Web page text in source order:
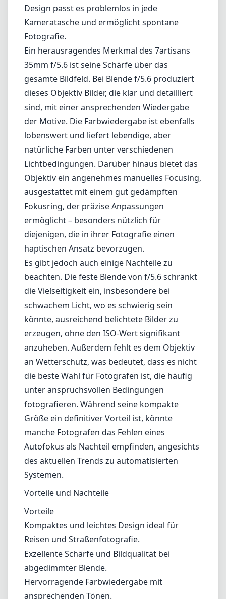
Design passt es problemlos in jede
Kameratasche und ermöglicht spontane
Fotografie.
Ein herausragendes Merkmal des 7artisans
35mm f/5.6 ist seine Schärfe über das
gesamte Bildfeld. Bei Blende f/5.6 produziert
dieses Objektiv Bilder, die klar und detailliert
sind, mit einer ansprechenden Wiedergabe
der Motive. Die Farbwiedergabe ist ebenfalls
lobenswert und liefert lebendige, aber
natürliche Farben unter verschiedenen
Lichtbedingungen. Darüber hinaus bietet das
Objektiv ein angenehmes manuelles Focusing,
ausgestattet mit einem gut gedämpften
Fokusring, der präzise Anpassungen
ermöglicht – besonders nützlich für
diejenigen, die in ihrer Fotografie einen
haptischen Ansatz bevorzugen.
Es gibt jedoch auch einige Nachteile zu
beachten. Die feste Blende von f/5.6 schränkt
die Vielseitigkeit ein, insbesondere bei
schwachem Licht, wo es schwierig sein
könnte, ausreichend belichtete Bilder zu
erzeugen, ohne den ISO-Wert signifikant
anzuheben. Außerdem fehlt es dem Objektiv
an Wetterschutz, was bedeutet, dass es nicht
die beste Wahl für Fotografen ist, die häufig
unter anspruchsvollen Bedingungen
fotografieren. Während seine kompakte
Größe ein definitiver Vorteil ist, könnte
manche Fotografen das Fehlen eines
Autofokus als Nachteil empfinden, angesichts
des aktuellen Trends zu automatisierten
Systemen.
Vorteile und Nachteile
Vorteile
Kompaktes und leichtes Design ideal für
Reisen und Straßenfotografie.
Exzellente Schärfe und Bildqualität bei
abgedimmter Blende.
Hervorragende Farbwiedergabe mit
ansprechenden Tönen.